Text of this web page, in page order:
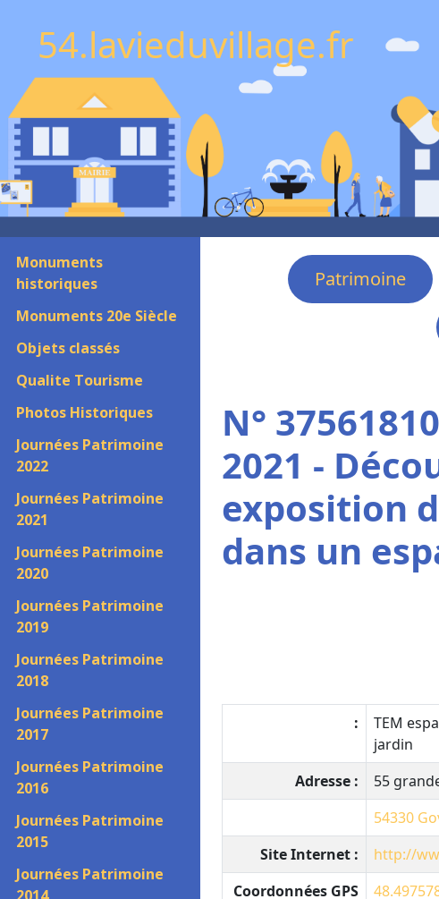
54.lavieduvillage.fr
Monuments
historiques
Monuments 20e Siècle
Objets classés
Qualite Tourisme
Photos Historiques
Journées Patrimoine
2022
Journées Patrimoine
2021
Journées Patrimoine
2020
Journées Patrimoine
2019
Journées Patrimoine
2018
Journées Patrimoine
2017
Journées Patrimoine
2016
Journées Patrimoine
2015
Journées Patrimoine
Patrimoine
N°
2021 -
exposition
dans un
:
TEM
jardin
Adresse :
55
54330
Site Internet :
http://
Coordonnées GPS